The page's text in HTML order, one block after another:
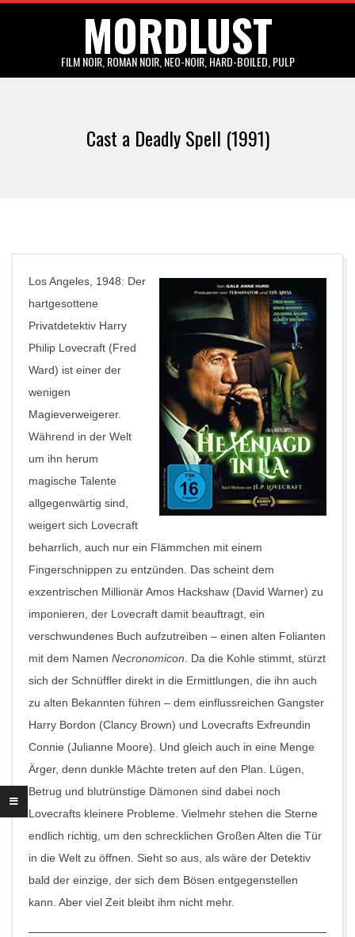
MORDLUST
FILM NOIR, ROMAN NOIR, NEO-NOIR, HARD-BOILED, PULP
Cast a Deadly Spell (1991)
Los Angeles, 1948: Der
hartgesottene
Privatdetektiv Harry
Philip Lovecraft (Fred
Ward) ist einer der
wenigen
Magieverweigerer.
Während in der Welt
um ihn herum
magische Talente
allgegenwärtig sind,
weigert sich Lovecraft
beharrlich, auch nur ein Flämmchen mit einem
Fingerschnippen zu entzünden. Das scheint dem
exzentrischen Millionär Amos Hackshaw (David Warner) zu
imponieren, der Lovecraft damit beauftragt, ein
verschwundenes Buch aufzutreiben – einen alten Folianten
mit dem Namen Necronomicon . Da die Kohle stimmt, stürzt
sich der Schnüffler direkt in die Ermittlungen, die ihn auch
zu alten Bekannten führen – dem einflussreichen Gangster
Harry Bordon (Clancy Brown) und Lovecrafts Exfreundin
Connie (Julianne Moore). Und gleich auch in eine Menge
Ärger, denn dunkle Mächte treten auf den Plan. Lügen,
Betrug und blutrünstige Dämonen sind dabei noch
Lovecrafts kleinere Probleme. Vielmehr stehen die Sterne
endlich richtig, um den schrecklichen Großen Alten die Tür
in die Welt zu öffnen. Sieht so aus, als wäre der Detektiv
bald der einzige, der sich dem Bösen entgegenstellen
kann. Aber viel Zeit bleibt ihm nicht mehr.